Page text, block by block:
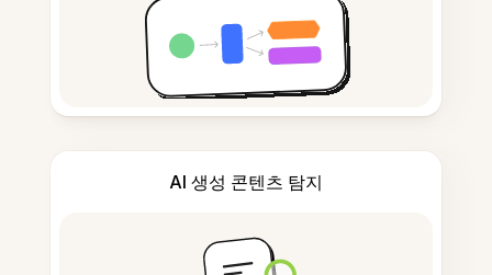
AI 생성 콘텐츠 탐지